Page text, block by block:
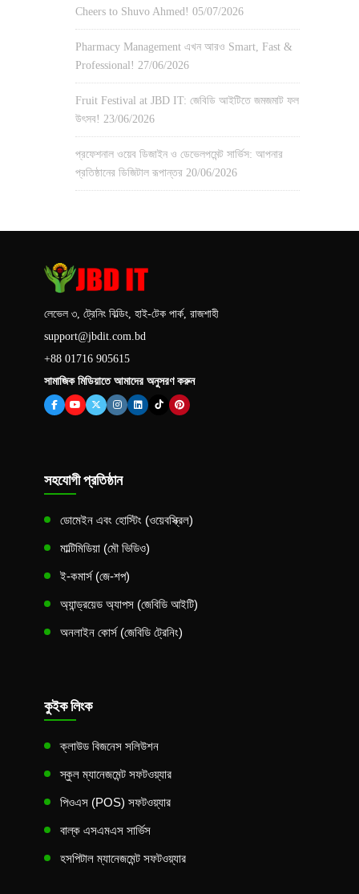
Cheers to Shuvo Ahmed! 05/07/2026
Pharmacy Management এখন আরও Smart, Fast &
Professional! 27/06/2026
Fruit Festival at JBD IT: জেবিডি আইটিতে জমজমাট ফল
উৎসব! 23/06/2026
প্রফেশনাল ওয়েব ডিজাইন ও ডেভেলপমেন্ট সার্ভিস: আপনার
প্রতিষ্ঠানের ডিজিটাল রূপান্তর 20/06/2026
লেভেল ৩, ট্রেনিং বিল্ডিং, হাই-টেক পার্ক, রাজশাহী
support@jbdit.com.bd
+88 01716 905615
সামাজিক মিডিয়াতে আমাদের অনুসরণ করুন
সহযোগী প্রতিষ্ঠান
ডোমেইন এবং হোস্টিং (ওয়েবস্ক্রিল)
মাল্টিমিডিয়া (মৌ ভিডিও)
ই-কমার্স (জে-শপ)
অ্যান্ড্রয়েড অ্যাপস (জেবিডি আইটি)
অনলাইন কোর্স (জেবিডি ট্রেনিং)
কুইক লিংক
ক্লাউড বিজনেস সলিউশন
স্কুল ম্যানেজমেন্ট সফটওয়্যার
পিওএস (POS) সফটওয়্যার
বাল্ক এসএমএস সার্ভিস
হসপিটাল ম্যানেজমেন্ট সফটওয়্যার